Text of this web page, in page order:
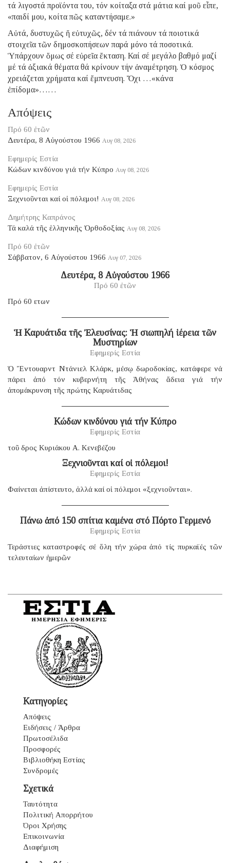
τά λιγοστά προϊόντα του, τόν κοίταξα στά μάτια καί μοῦ εἶπε,
«παιδί μου, κοίτα πῶς καταντήσαμε.»
Αὐτά, δυστυχῶς ἤ εὐτυχῶς, δέν τά πιάνουν τά ποιοτικά
στοιχεῖα τῶν δημοσκοπήσεων παρά μόνο τά ποσοτικά.
Ὑπάρχουν ὅμως σέ εὐρεῖα ἔκταση. Καί σέ μεγάλο βαθμό μαζί
μέ τά ἀξιακά θέματα θά κρίνουν τήν ἀναμέτρηση. Ὁ κόσμος
χρειάζεται χρήματα καί ἔμπνευση. Ὄχι …«κάνα
ἐπίδομα»……
Απόψεις
Πρό 60 ἐτῶν
Δευτέρα, 8 Αὐγούστου 1966 Αυγ 08, 2026
Εφημερίς Εστία
Κώδων κινδύνου γιά τήν Κύπρο Αυγ 08, 2026
Εφημερίς Εστία
Ξεχνιοῦνται καί οἱ πόλεμοι! Αυγ 08, 2026
Δημήτρης Καπράνος
Τά καλά τῆς ἑλληνικῆς Ὀρθοδοξίας Αυγ 08, 2026
Πρό 60 ἐτῶν
Σάββατον, 6 Αὐγούστου 1966 Αυγ 07, 2026
Δευτέρα, 8 Αὐγούστου 1966
Πρό 60 ἐτῶν
Πρό 60 ετων
Ἡ Καρυάτιδα τῆς Ἐλευσίνας: Ἡ σιωπηλή ἱέρεια τῶν
Μυστηρίων
Εφημερίς Εστία
Ὁ Ἔντουαρντ Ντάνιελ Κλάρκ, μέσῳ δωροδοκίας, κατάφερε νά
πάρει ἀπό τόν κυβερνήτη τῆς Ἀθήνας ἄδεια γιά τήν
ἀπομάκρυνση τῆς πρώτης Καρυάτιδας
Κώδων κινδύνου γιά τήν Κύπρο
Εφημερίς Εστία
τοῦ δρος Κυριάκου Α. Κενεβέζου
Ξεχνιοῦνται καί οἱ πόλεμοι!
Εφημερίς Εστία
Φαίνεται ἀπίστευτο, ἀλλά καί οἱ πόλεμοι «ξεχνιοῦνται».
Πάνω ἀπό 150 σπίτια καμένα στό Πόρτο Γερμενό
Εφημερίς Εστία
Τεράστιες καταστροφές σέ ὅλη τήν χώρα ἀπό τίς πυρκαϊές τῶν
τελευταίων ἡμερῶν
Κατηγορίες
Απόψεις
Ειδήσεις / Άρθρα
Πρωτοσέλιδα
Προσφορές
Βιβλιοθήκη Εστίας
Συνδρομές
Σχετικά
Ταυτότητα
Πολιτική Απορρήτου
Όροι Χρήσης
Επικοινωνία
Διαφήμιση